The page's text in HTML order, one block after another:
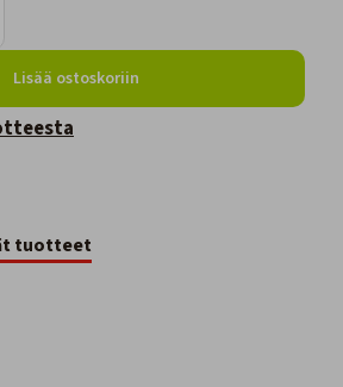
Lisää ostoskoriin
tuotteet